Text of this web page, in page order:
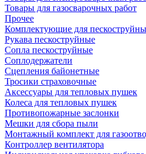
Товары для газосварочных работ
Прочее
Комплектующие для
Рукава пескоструйные
Сопла пескоструйные
Соплодержатели
Сцепления байонетные
Тросики страховочные
Аксессуары для тепловых пушек
Колеса для тепловых пушек
Противопожарные заслонки
Мешки для сбора пыли
Монтажный комплект для
Контроллер вентилятора